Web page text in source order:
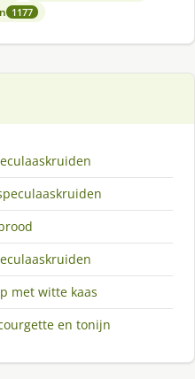
1177
met witte kaas
en tonijn